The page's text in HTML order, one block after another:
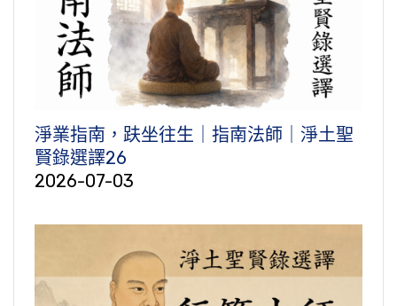
淨業指南，趺坐往生｜指南法師｜淨土聖
賢錄選譯26
2026-07-03